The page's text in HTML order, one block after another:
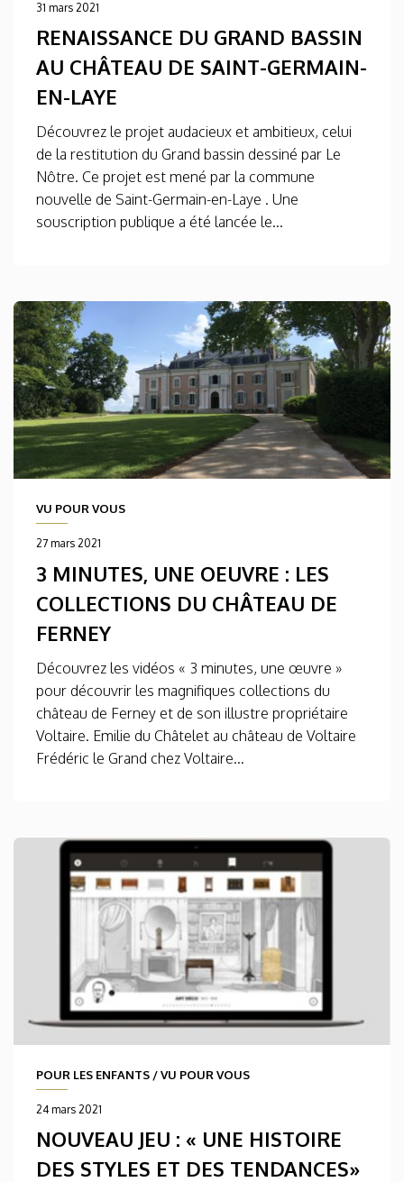
31 mars 2021
RENAISSANCE DU GRAND BASSIN
AU CHÂTEAU DE SAINT-GERMAIN-
EN-LAYE
Découvrez le projet audacieux et ambitieux, celui
de la restitution du Grand bassin dessiné par Le
Nôtre. Ce projet est mené par la commune
nouvelle de Saint-Germain-en-Laye . Une
souscription publique a été lancée le...
VU POUR VOUS
27 mars 2021
3 MINUTES, UNE OEUVRE : LES
COLLECTIONS DU CHÂTEAU DE
FERNEY
Découvrez les vidéos « 3 minutes, une œuvre »
pour découvrir les magnifiques collections du
château de Ferney et de son illustre propriétaire
Voltaire. Emilie du Châtelet au château de Voltaire
Frédéric le Grand chez Voltaire...
POUR LES ENFANTS /VU POUR VOUS
24 mars 2021
NOUVEAU JEU : « UNE HISTOIRE
DES STYLES ET DES TENDANCES»